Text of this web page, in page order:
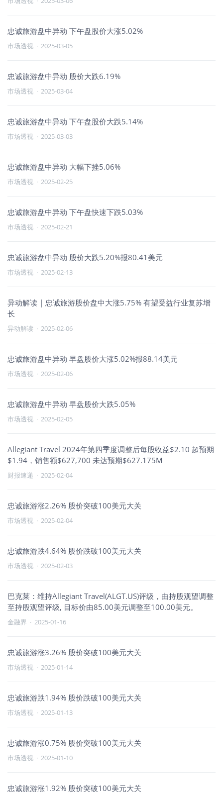
忠诚旅游盘中异动 下午盘股价大涨5.02%
市场透视 · 2025-03-05
忠诚旅游盘中异动 股价大跌6.19%
市场透视 · 2025-03-04
忠诚旅游盘中异动 下午盘股价大跌5.14%
市场透视 · 2025-03-03
忠诚旅游盘中异动 大幅下挫5.06%
市场透视 · 2025-02-25
忠诚旅游盘中异动 下午盘快速下跌5.03%
市场透视 · 2025-02-21
忠诚旅游盘中异动 股价大跌5.20%报80.41美元
市场透视 · 2025-02-13
异动解读 | 忠诚旅游股价盘中大涨5.75% 有望受益行业复苏增
长
异动解读 · 2025-02-06
忠诚旅游盘中异动 早盘股价大涨5.02%报88.14美元
市场透视 · 2025-02-06
忠诚旅游盘中异动 早盘股价大跌5.05%
市场透视 · 2025-02-05
Allegiant Travel 2024年第四季度调整后每股收益$2.10 超预期
$1.94，销售额$627,700 未达预期$627.175M
财报速递 · 2025-02-04
忠诚旅游涨2.26% 股价突破100美元大关
市场透视 · 2025-02-04
忠诚旅游跌4.64% 股价跌破100美元大关
市场透视 · 2025-02-03
巴克莱：维持Allegiant Travel(ALGT.US)评级，由持股观望调整
至持股观望评级, 目标价由85.00美元调整至100.00美元。
金融界 · 2025-01-16
忠诚旅游涨3.26% 股价突破100美元大关
市场透视 · 2025-01-14
忠诚旅游跌1.94% 股价跌破100美元大关
市场透视 · 2025-01-13
忠诚旅游涨0.75% 股价突破100美元大关
市场透视 · 2025-01-10
忠诚旅游涨1.92% 股价突破100美元大关